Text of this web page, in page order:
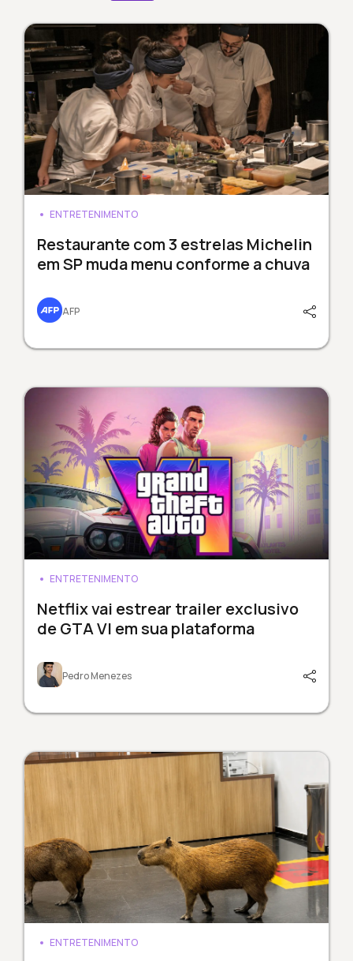
ENTRETENIMENTO
Restaurante com 3 estrelas Michelin
em SP muda menu conforme a chuva
AFP
ENTRETENIMENTO
Netflix vai estrear trailer exclusivo
de GTA VI em sua plataforma
Pedro Menezes
ENTRETENIMENTO